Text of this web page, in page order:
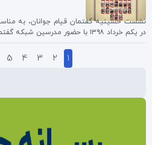
نشست حسینیه گفتمان قیام جوانان، به
در یکم خرداد ۱۳۹۸ با حضور مدرسین شبکه گفتمان سازان انقلاب اسلامی…
1
2
3
4
5